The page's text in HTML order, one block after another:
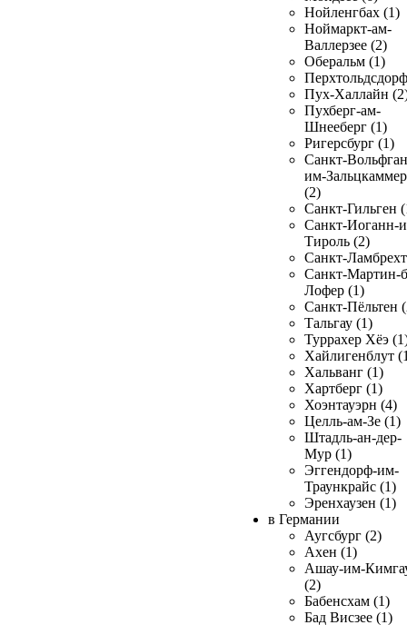
Нойленгбах (1)
Ноймаркт-ам-
Валлерзее (2)
Оберальм (1)
Пух-Халлайн
Пухберг-ам-
Шнееберг (1)
Ригерсбург (1)
Санкт-
им-
(2)
Санкт-Гильген
Санкт-Иоганн-
Тироль (2)
Санкт-
Санкт-Мартин-
Лофер (1)
Санкт-Пёльтен
Тальгау (1)
Туррахер Хёэ
Хайлигенблут
Хальванг (1)
Хартберг (1)
Хоэнтауэрн (4)
Целль-ам-Зе (1)
Штадль-ан-дер-
Мур (1)
Эггендорф-им-
Траункрайс (1)
Эренхаузен (1)
в Германии
Аугсбург (2)
Ахен (1)
Ашау-им-
(2)
Бабенсхам (1)
Бад Висзее (1)